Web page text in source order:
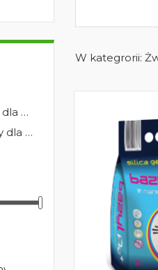
Żwirek naturalny dla kota
Żwirek silikonowy dla kota
W kategrorii: